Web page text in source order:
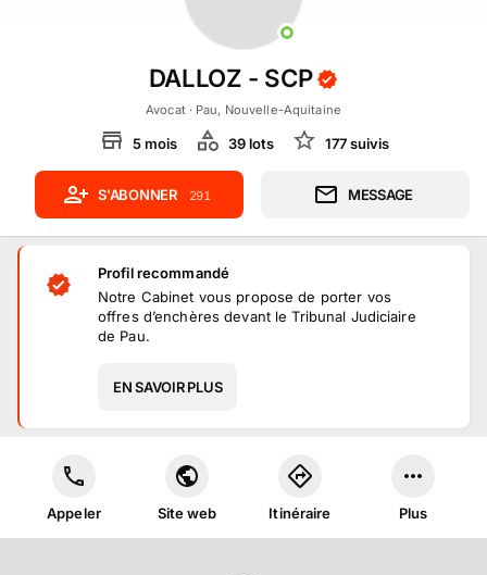
DALLOZ - SCP
Avocat· Pau, Nouvelle-Aquitaine
5 mois 39lots 177suivis
S'ABONNER 291 MESSAGE
Profil recommandé
Notre Cabinet vous propose de porter vos
offres d’enchères devant le Tribunal Judiciaire
de Pau.
EN SAVOIR PLUS
Appeler Site web Itinéraire Plus